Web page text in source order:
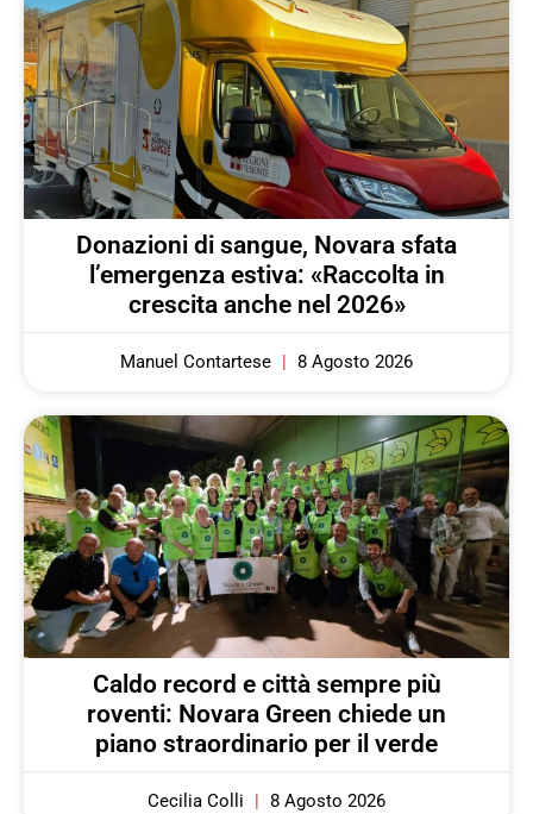
Donazioni di sangue, Novara sfata
l’emergenza estiva: «Raccolta in
crescita anche nel 2026»
Manuel Contartese 8 Agosto 2026
Caldo record e città sempre più
roventi: Novara Green chiede un
piano straordinario per il verde
Cecilia Colli 8 Agosto 2026